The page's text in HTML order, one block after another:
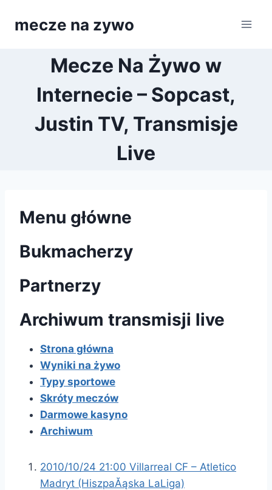
mecze na zywo
Mecze Na Żywo w
Internecie – Sopcast,
Justin TV, Transmisje
Live
Menu główne
Bukmacherzy
Partnerzy
Archiwum transmisji live
Strona główna
Wyniki na żywo
Typy sportowe
Skróty meczów
Darmowe kasyno
Archiwum
2010/10/24 21:00 Villarreal CF – Atletico
Madryt (HiszpaĂąska LaLiga)